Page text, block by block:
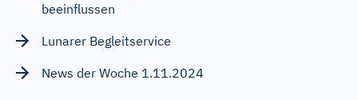
beeinflussen
Lunarer Begleitservice
News der Woche 1.11.2024